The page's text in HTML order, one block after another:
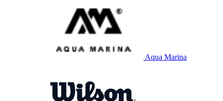
Aqua Marina